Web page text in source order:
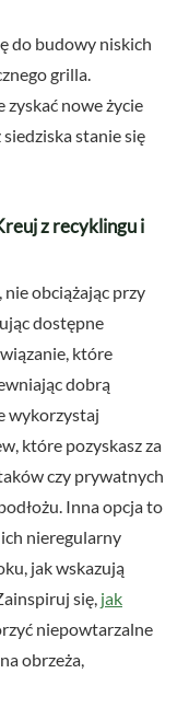
do budowy niskich
grilla.
zyskać nowe życie
stanie się
z recyklingu i
obciążając przy
dostępne
które
dobrą
wykorzystaj
które pozyskasz za
czy prywatnych
Inna opcja to
nieregularny
jak wskazują
się, jak
niepowtarzalne
obrzeża,